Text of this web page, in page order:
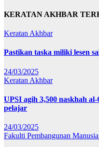
KERATAN AKHBAR
Keratan Akhbar
Pastikan taska miliki lesen
24/03/2025
Keratan Akhbar
UPSI agih 3,500 naskhah
pelajar
24/03/2025
Fakulti Pembangunan Manusia